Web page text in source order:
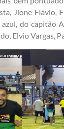
Jione
do capitão
Elvio Vargas,